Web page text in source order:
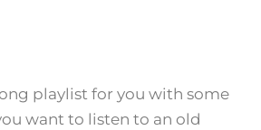
playlist for you with some
want to listen to an old